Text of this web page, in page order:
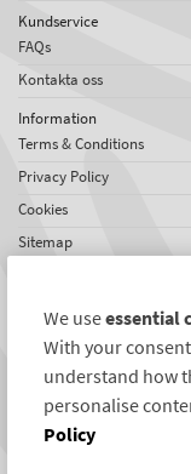
Kundservice
FAQs
Kontakta oss
Information
Terms & Conditions
Privacy Policy
Cookies
Sitemap
Jobs
Omdömen
Internationellt nätverk
Nyheter
We useessential
With your
understand how
personalise
Policy